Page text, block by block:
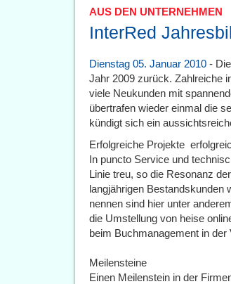
AUS DEN UNTERNEHMEN
InterRed
Dienstag 05. Januar 2010 -
Jahr 2009 zurück. Zahlreiche
viele Neukunden mit
übertrafen wieder einmal die
kündigt sich ein
Erfolgreiche Projekte 
In puncto Service und
Linie treu, so die Resonanz
langjährigen Bestandskunden
nennen sind hier unter
die Umstellung von heise
beim Buchmanagement in der
Meilensteine
Einen Meilenstein in der